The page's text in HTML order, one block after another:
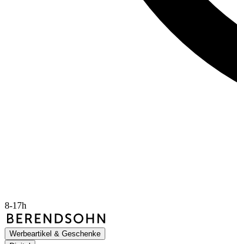
8-17h
Werbeartikel & Geschenke